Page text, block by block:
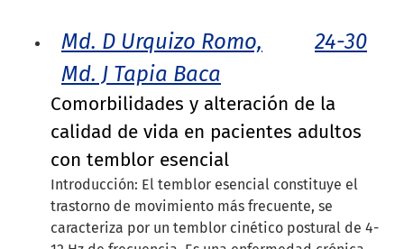
Md. D Urquizo Romo,
Md. J Tapia Baca
24-30
Comorbilidades y alteración de la
calidad de vida en pacientes adultos
con temblor esencial
Introducción: El temblor esencial constituye el
trastorno de movimiento más frecuente, se
caracteriza por un temblor cinético postural de 4-